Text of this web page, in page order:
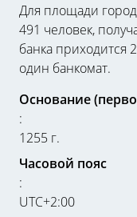
Для площади
491 человек,
банка приходится
один банкомат.
Основание
:
1255 г.
Часовой пояс
:
UTC+2:00